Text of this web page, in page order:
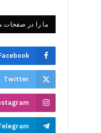
ما را در صفحات
Twitter